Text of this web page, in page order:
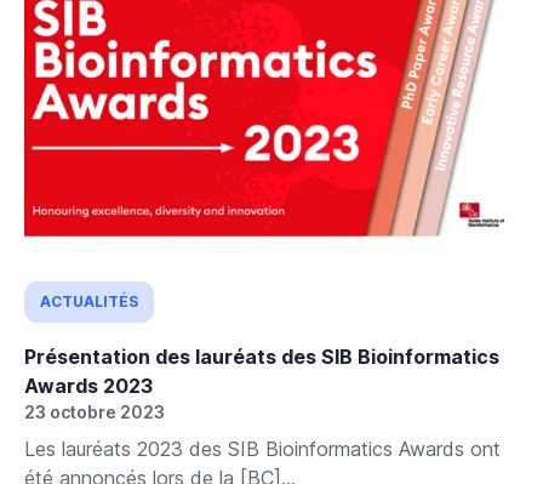
ACTUALITÉS
Présentation des lauréats des SIB Bioinformatics
Awards 2023
23 octobre 2023
Les lauréats 2023 des SIB Bioinformatics Awards ont
été annoncés lors de la [BC]...